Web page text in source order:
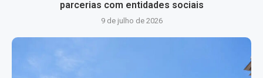
parcerias com entidades sociais
9 de julho de 2026